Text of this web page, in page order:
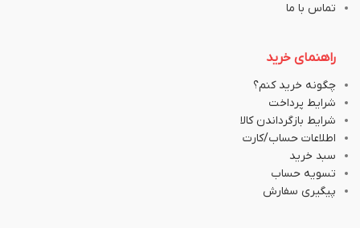
تماس با ما
راهنمای خرید
چگونه خرید کنم؟
شرایط پرداخت
شرایط بازگرداندن کالا
اطلاعات حساب/کارت
سبد خرید
تسویه حساب
پیگیری سفارش